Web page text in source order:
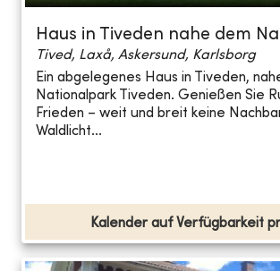
Haus in Tiveden nahe dem
Tived, Laxå, Askersund, Karlsborg
Ein abgelegenes Haus in Tiveden,
Nationalpark Tiveden. Genießen Sie
Frieden – weit und breit keine
Waldlicht...
Kalender auf Verfügbarkeit